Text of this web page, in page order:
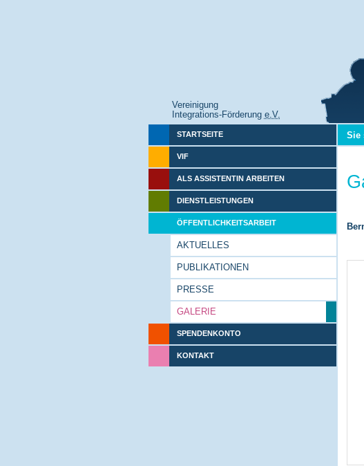
Vereinigung
Integrations-Förderung e.V.
STARTSEITE
VIF
ALS ASSISTENTIN ARBEITEN
DIENSTLEISTUNGEN
ÖFFENTLICHKEITSARBEIT
AKTUELLES
PUBLIKATIONEN
PRESSE
GALERIE
SPENDENKONTO
KONTAKT
Sie